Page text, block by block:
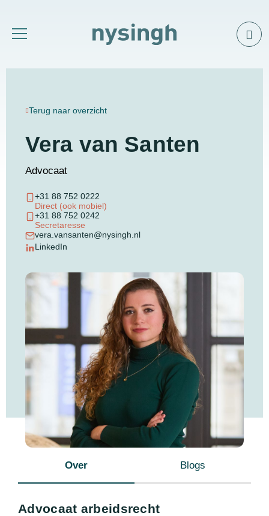
Terug naar overzicht
Vera van Santen
Advocaat
+31 88 752 0222
Direct (ook mobiel)
+31 88 752 0242
Secretaresse
vera.vansanten@nysingh.nl
LinkedIn
Over Blogs
Advocaat arbeidsrecht